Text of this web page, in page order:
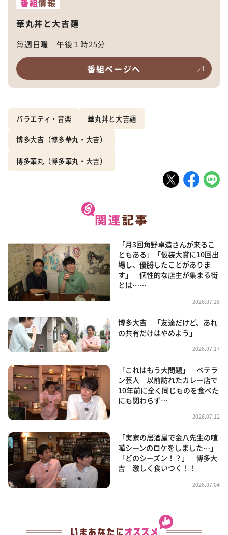
番組情報
華丸丼と大吉麺
毎週日曜 午後１時25分
番組ページへ
バラエティ・音楽 華丸丼と大吉麺
博多大吉（博多華丸・大吉）
博多華丸（博多華丸・大吉）
「月3回角野卓造さんが来るこ
ともある」「仮装大賞に10回出
場し、優勝したことがありま
す」 個性的な店主が集まる街
とは……
2026.07.26
博多大吉 「友達だけど、あれ
の共有だけはやめよう」
2026.07.17
「これはもう大問題」 ベテラ
ン芸人 以前訪れたカレー店で
10年前に全く同じものを食べた
にも関わらず…
2026.07.12
「実家の居酒屋で金八先生の喧
嘩シーンのロケをしました…」
「どのシーズン！？」 博多大
吉 激しく食いつく！！
2026.07.04